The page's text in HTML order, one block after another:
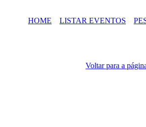
HOME LISTAR EVENTOS
Voltar para a